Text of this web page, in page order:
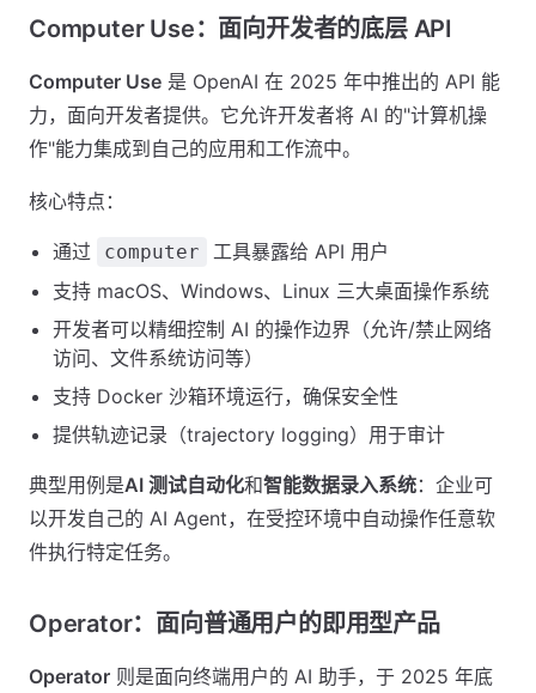
Computer Use：面向开发者的底层 API
Computer Use 是 OpenAI 在 2025 年中推出的 API 能
力，面向开发者提供。它允许开发者将 AI 的"计算机操
作"能力集成到自己的应用和工作流中。
核心特点：
通过 computer
工具暴露给 API 用户
支持 macOS、Windows、Linux 三大桌面操作系统
开发者可以精细控制 AI 的操作边界（允许/禁止网络
访问、文件系统访问等）
支持 Docker 沙箱环境运行，确保安全性
提供轨迹记录（trajectory logging）用于审计
典型用例是AI 测试自动化和智能数据录入系统：企业可
以开发自己的 AI Agent，在受控环境中自动操作任意软
件执行特定任务。
Operator：面向普通用户的即用型产品
Operator 则是面向终端用户的 AI 助手，于 2025 年底